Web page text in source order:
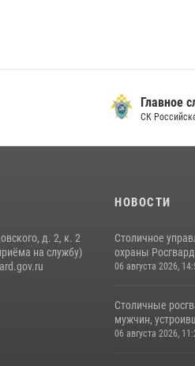
Главное
СК
д. 2, к. 2
на службу)
НОВОСТИ
Столичное
охраны
06 августа 2026,
Столичные
мужчин,
06 августа 2026,